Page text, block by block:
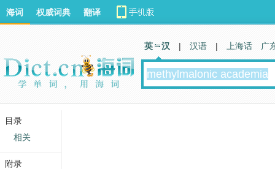
海词 权威词典 翻译
英 汉 | 汉语 | 上海话 广
目录
相关
附录